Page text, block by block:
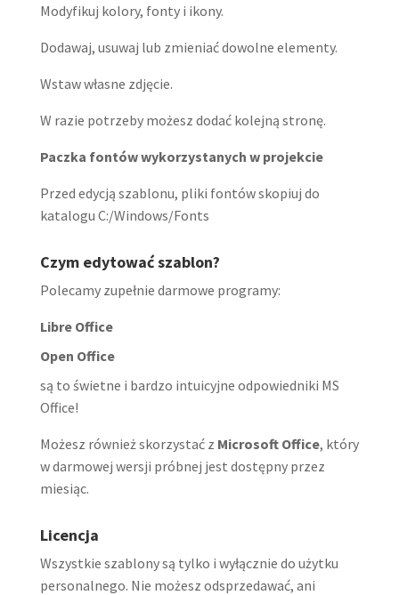
Modyfikuj kolory, fonty i ikony.
Dodawaj, usuwaj lub zmieniać dowolne elementy.
Wstaw własne zdjęcie.
W razie potrzeby możesz dodać kolejną stronę.
Paczka fontów wykorzystanych w projekcie
Przed edycją szablonu, pliki fontów skopiuj do
katalogu C:/Windows/Fonts
Czym edytować szablon?
Polecamy zupełnie darmowe programy:
Libre Office
Open Office
są to świetne i bardzo intuicyjne odpowiedniki MS
Office!
Możesz również skorzystać z Microsoft Office, który
w darmowej wersji próbnej jest dostępny przez
miesiąc.
Licencja
Wszystkie szablony są tylko i wyłącznie do użytku
personalnego. Nie możesz odsprzedawać, ani